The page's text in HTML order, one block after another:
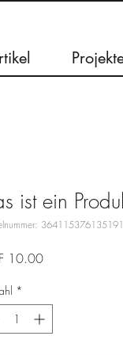
ist ein
364115376135191
10.00Preis
*